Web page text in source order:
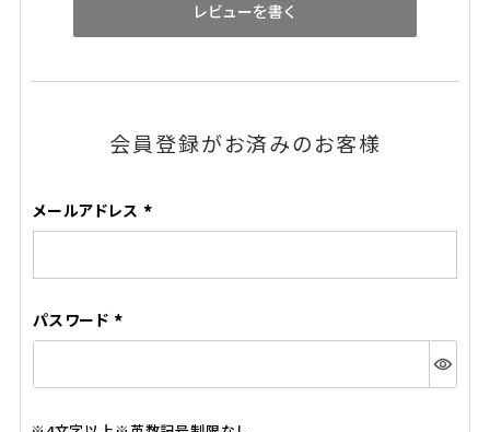
レビューを書く
会員登録がお済みのお客様
メールアドレス
(必
パスワード
(必